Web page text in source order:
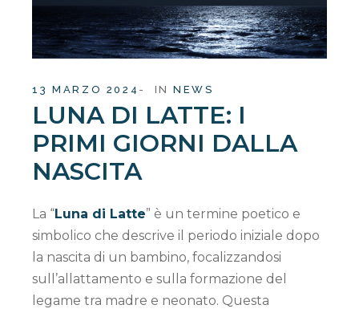
13 MARZO 2024 IN NEWS
LUNA DI LATTE: I
PRIMI GIORNI DALLA
NASCITA
La “Luna di Latte” è un termine poetico e
simbolico che descrive il periodo iniziale dopo
la nascita di un bambino, focalizzandosi
sull’allattamento e sulla formazione del
legame tra madre e neonato. Questa